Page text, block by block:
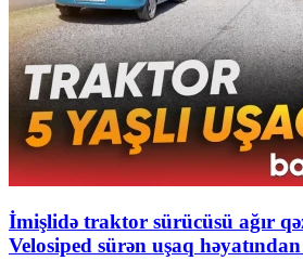
İmişlidə traktor sürücüsü ağır
Velosiped sürən uşaq